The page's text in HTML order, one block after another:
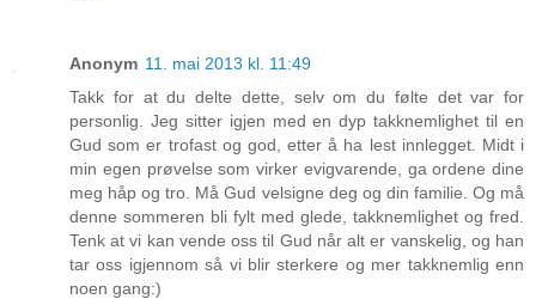
Anonym 11. mai 2013 kl. 11:49
Takk for at du delte dette, selv om du følte det var for
personlig. Jeg sitter igjen med en dyp takknemlighet til en
Gud som er trofast og god, etter å ha lest innlegget. Midt i
min egen prøvelse som virker evigvarende, ga ordene dine
meg håp og tro. Må Gud velsigne deg og din familie. Og må
denne sommeren bli fylt med glede, takknemlighet og fred.
Tenk at vi kan vende oss til Gud når alt er vanskelig, og han
tar oss igjennom så vi blir sterkere og mer takknemlig enn
noen gang:)